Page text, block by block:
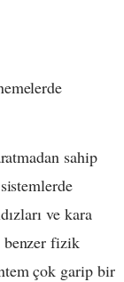
sahip
ve kara
benzer fizik
çok garip bir